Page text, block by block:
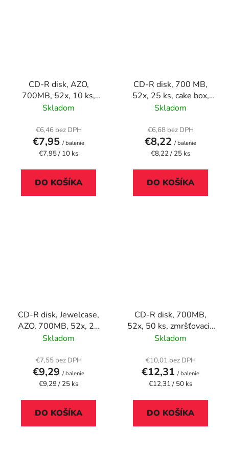
CD-R disk, AZO,
700MB, 52x, 10 ks,
tenký obal, VERBATIM
Skladom
€6,46 bez DPH
€7,95 / balenie
Jednotková
€7,95 / 10 ks
DO KOŠÍKA
CD-R disk, 700 MB,
52x, 25 ks, cake box,
VERBATIM "DataLife"
Skladom
€6,68 bez DPH
€8,22 / balenie
Jednotková
€8,22 / 25 ks
DO KOŠÍKA
CD-R disk, Jewelcase,
AZO, 700MB, 52x, 25
ks, cake box, VERBATIM
Skladom
€7,55 bez DPH
€9,29 / balenie
Jednotková
€9,29 / 25 ks
DO KOŠÍKA
CD-R disk, 700MB,
52x, 50 ks, zmršťovacie
balenie, VERBATIM
Skladom
€10,01 bez DPH
€12,31 / balenie
Jednotková
€12,31 / 50 ks
DO KOŠÍKA